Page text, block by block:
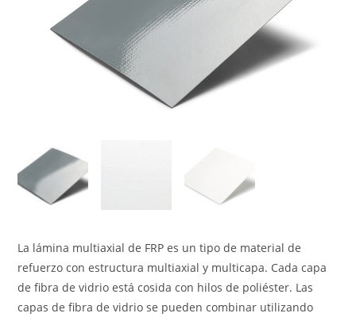
La lámina multiaxial de FRP es un tipo de material de
refuerzo con estructura multiaxial y multicapa. Cada capa
de fibra de vidrio está cosida con hilos de poliéster. Las
capas de fibra de vidrio se pueden combinar utilizando